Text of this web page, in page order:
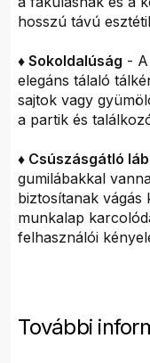
hosszú távú
♦ Sokoldalúság -
elegáns tálaló
sajtok vagy
a partik és
♦ Csúszásgátló
gumilábakkal
biztosítanak vágás
munkalap
felhasználói
További